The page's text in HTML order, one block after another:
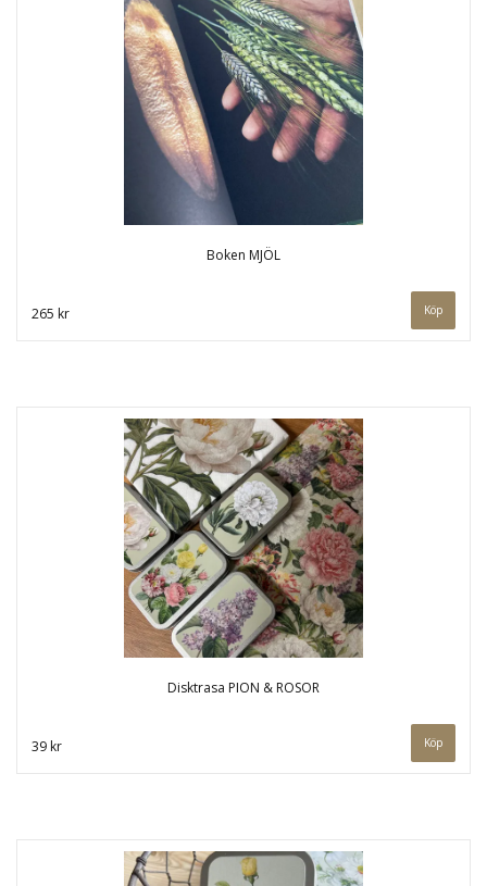
Boken MJÖL
265 kr
Disktrasa PION & ROSOR
39 kr